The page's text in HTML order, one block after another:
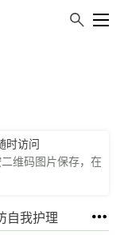
时访问
维码图片保存，在
自我护理